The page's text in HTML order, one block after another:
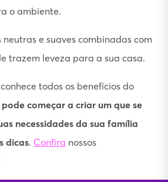
o ambiente.
neutras e suaves combinadas com
trazem leveza para a sua casa.
todos os benefícios do
começar a criar um que se
necessidades da sua família
dicas. Confira nossos